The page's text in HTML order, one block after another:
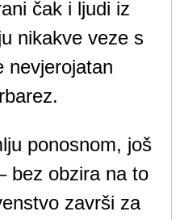
čak i ljudi iz
nikakve veze s
nevjerojatan
ponosnom, još
bez obzira na to
završi za